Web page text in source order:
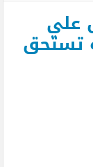
علي
تستحق